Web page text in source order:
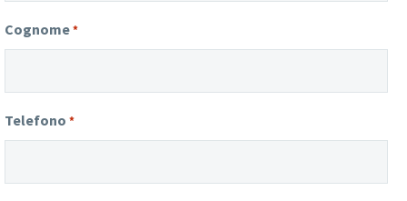
Cognome*
Telefono *